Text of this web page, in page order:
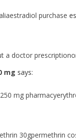
purchase
a doctor
mg says:
mg
30gpermethrin